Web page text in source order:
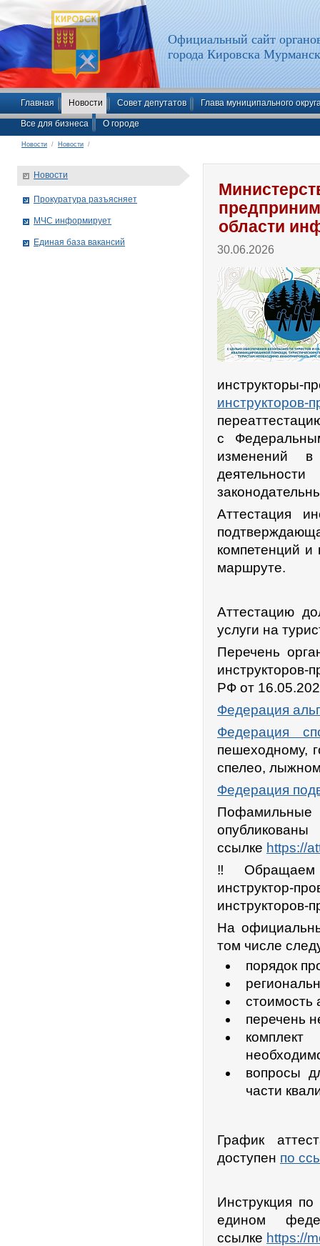
Официальный сайт
города Кировска
Главная Новости Совет депутатов Глава муниципального
Все для бизнеса О городе
Новости / Новости /
области
30.06.2026
инструкторов-
с
изменений
Аттестация
компетенций и
маршруте.
Аттестацию
услуги на
Перечень
инструкторов-
РФ от
Федерация
Федерация
пешеходному,
спелео,
Федерация
Пофамильные
ссылке https://
‼ Обращаем
инструктор-
инструкторов-
На
том числе
порядок
стоимость
перечень
вопросы
части
График
доступен по
Инструкция по
едином
ссылке https://
Новости
Прокуратура разъясняет
МЧС информирует
Единая база вакансий